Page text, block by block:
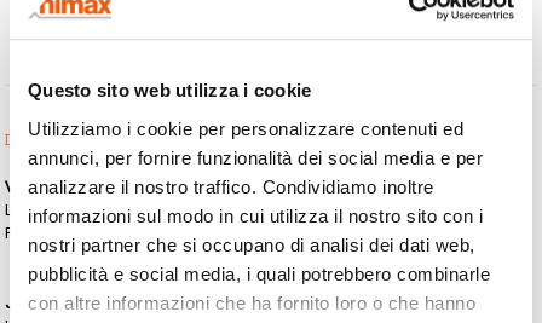
Questo sito web utilizza i cookie
Utilizziamo i cookie per personalizzare contenuti ed
annunci, per fornire funzionalità dei social media e per
analizzare il nostro traffico. Condividiamo inoltre
informazioni sul modo in cui utilizza il nostro sito con i
nostri partner che si occupano di analisi dei dati web,
pubblicità e social media, i quali potrebbero combinarle
con altre informazioni che ha fornito loro o che hanno
Desidero incontrarmi con l'esperto:
Volker Watzke
Life Science / Pharma
FMD / MDR
Mercoledì 10/4
Giovedì 11/4
James Chrismas